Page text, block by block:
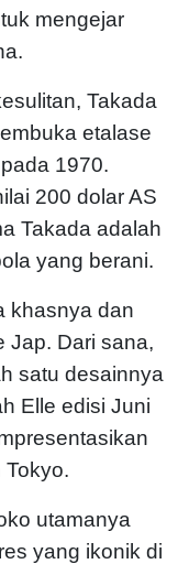
mengejar
Takada
etalase
1970.
200 dolar AS
Takada adalah
yang berani.
khasnya dan
Jap. Dari sana,
satu desainnya
Elle edisi Juni
Tokyo.
utamanya
yang ikonik di